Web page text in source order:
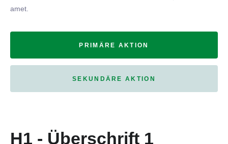
amet.
PRIMÄRE AKTION
SEKUNDÄRE AKTION
H1 - Überschrift 1